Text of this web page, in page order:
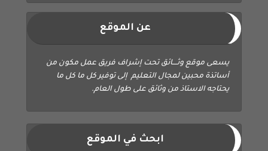
عن الموقع
يسعى موقع وثــــائق تحت إشراف فريق عمل مكون من
أساتذة محبين لمجال التعليم إلى توفير كل ما كل ما
يحتاجه الاستاذ من وثائق على طول العام.
ابحث في الموقع